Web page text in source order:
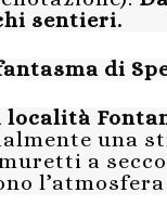
sentieri.
di
località
una
a